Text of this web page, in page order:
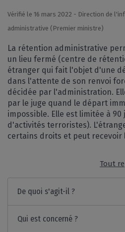
Vérifié le 16 mars 2022 - Direction de
administrative (Premier ministre)
La rétention administrative
un lieu fermé (centre de
étranger qui fait l'objet d'une
dans l'attente de son renvoi
décidée par l'administration.
par le juge quand le départ
impossible. Elle est limitée à 90
d'activités terroristes).
certains droits et peut recevoir
Tout
De quoi s'agit-il ?
Qui est concerné ?